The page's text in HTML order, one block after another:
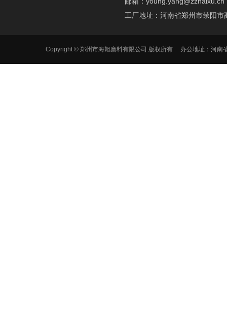
工厂地址：河南省郑州市荥阳市
Copyright © 郑州市海旭磨料有限公司 版权所有 办公地址：河